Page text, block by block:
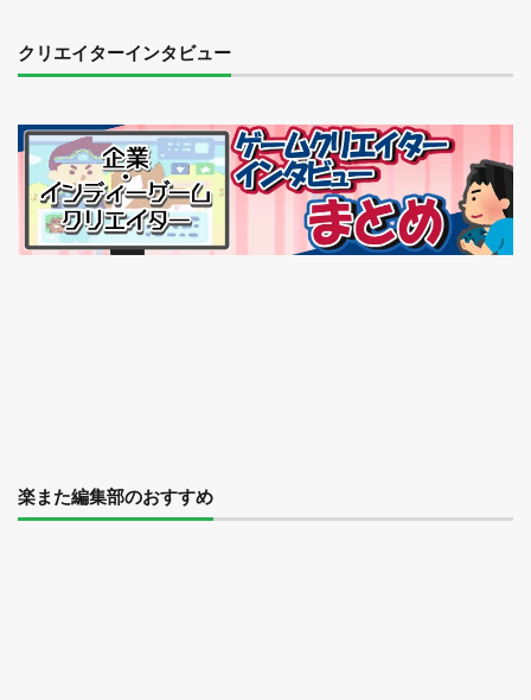
クリエイターインタビュー
楽また編集部のおすすめ